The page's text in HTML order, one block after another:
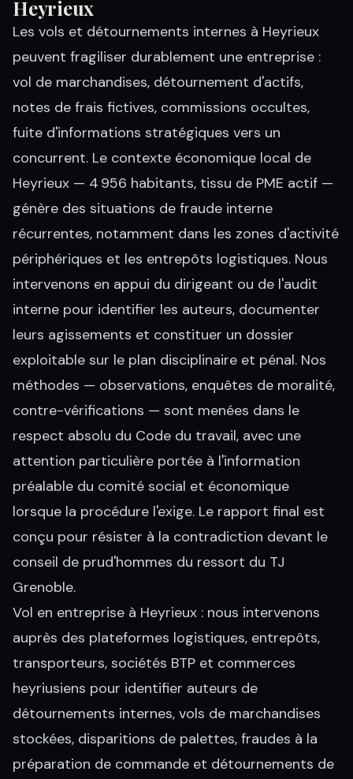
Heyrieux
Les vols et détournements internes à Heyrieux
peuvent fragiliser durablement une entreprise :
vol de marchandises, détournement d'actifs,
notes de frais fictives, commissions occultes,
fuite d'informations stratégiques vers un
concurrent. Le contexte économique local de
Heyrieux — 4 956 habitants, tissu de PME actif —
génère des situations de fraude interne
récurrentes, notamment dans les zones d'activité
périphériques et les entrepôts logistiques. Nous
intervenons en appui du dirigeant ou de l'audit
interne pour identifier les auteurs, documenter
leurs agissements et constituer un dossier
exploitable sur le plan disciplinaire et pénal. Nos
méthodes — observations, enquêtes de moralité,
contre-vérifications — sont menées dans le
respect absolu du Code du travail, avec une
attention particulière portée à l'information
préalable du comité social et économique
lorsque la procédure l'exige. Le rapport final est
conçu pour résister à la contradiction devant le
conseil de prud'hommes du ressort du TJ
Grenoble.
Vol en entreprise à Heyrieux : nous intervenons
auprès des plateformes logistiques, entrepôts,
transporteurs, sociétés BTP et commerces
heyriusiens pour identifier auteurs de
détournements internes, vols de marchandises
stockées, disparitions de palettes, fraudes à la
préparation de commande et détournements de